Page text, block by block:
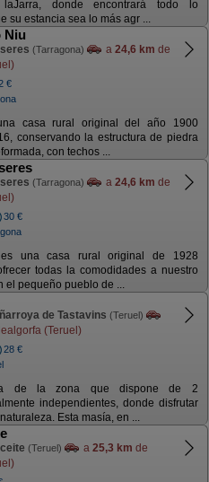
donde encontrará todo lo
su estancia sea lo más agr ...
Niu
(Tarragona) a 24,6 km de
€
casa rural original del año 1900
conservando la estructura de piedra
con techos ...
(Tarragona) a 24,6 km de
30 €
una casa rural original de 1928
todas la comodidades a nuestro
el pequeño pueblo de ...
de Tastavins (Teruel)
(Teruel)
28 €
de la zona que dispone de 2
independientes, donde disfrutar
Esta masía, en ...
(Teruel) a 25,3 km de